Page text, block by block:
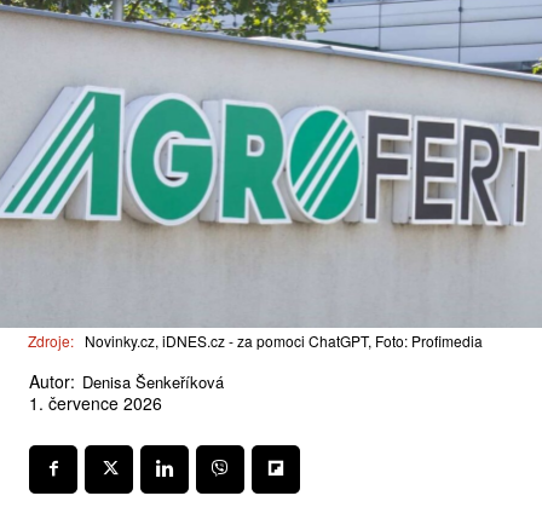
Zdroje: Novinky.cz, iDNES.cz - za pomoci ChatGPT, Foto: Profimedia
Autor: Denisa Šenkeříková
1. července 2026